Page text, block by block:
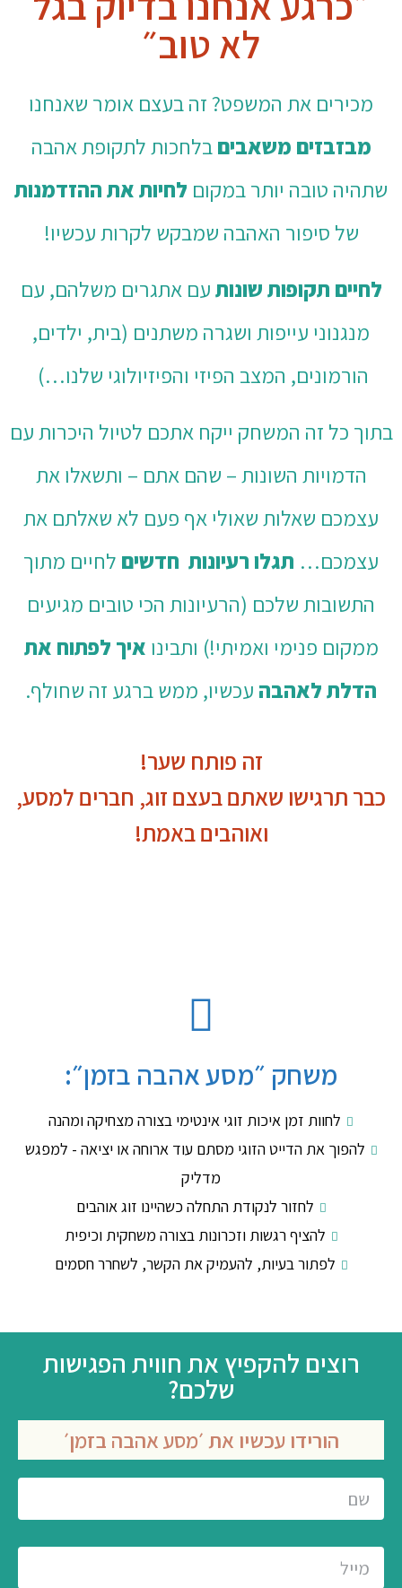
לא טוב״
מכירים את המשפט?זה בעצם אומר שאנחנו
מבזבזים משאביםבלחכות לתקופת אהבה
שתהיה טובה יותר במקום לחיות את ההזדמנות
של סיפור האהבה שמבקש לקרות עכשיו!
לחיים תקופות שונותעם אתגרים משלהם, עם
מנגנוני עייפות ושגרה משתנים (בית, ילדים,
הורמונים, המצב הפיזי והפיזיולוגי שלנו…)
בתוך כל זה המשחק ייקח אתכם לטיול היכרות עם
הדמויות השונות – שהם אתם – ותשאלו את
עצמכם שאלות שאולי אף פעם לא שאלתם את
עצמכם… תגלו רעיונות חדשיםלחיים מתוך
התשובות שלכם (הרעיונות הכי טובים מגיעים
ממקום פנימי ואמיתי!) ותבינואיך לפתוח את
הדלת לאהבהעכשיו, ממש ברגע זה שחולף.
זה פותח שער!
כבר תרגישו שאתם בעצם זוג, חברים למסע,
ואוהבים באמת!
משחק ״מסע אהבה בזמן״:
לחוות זמן איכות זוגי אינטימי בצורה מצחיקה ומהנה
להפוך את הדייט הזוגי מסתם עוד ארוחה או יציאה - למפגש
מדליק
לחזור לנקודת התחלה כשהיינו זוג אוהבים
להציף רגשות וזכרונות בצורה משחקית וכיפית
לפתור בעיות, להעמיק את הקשר, לשחרר חסמים
רוצים להקפיץ את חווית הפגישות
שלכם?
הורידו עכשיו את ׳מסע אהבה בזמן׳